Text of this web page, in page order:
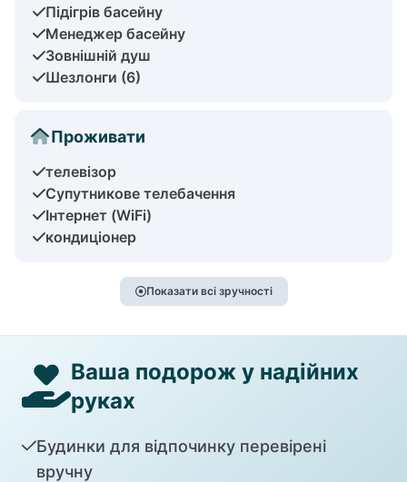
Підігрів басейну
Менеджер басейну
Зовнішній душ
Шезлонги (6)
Проживати
телевізор
Супутникове телебачення
Інтернет (WiFi)
кондиціонер
Показати всі зручності
Ваша подорож у надійних
руках
Будинки для відпочинку перевірені
вручну